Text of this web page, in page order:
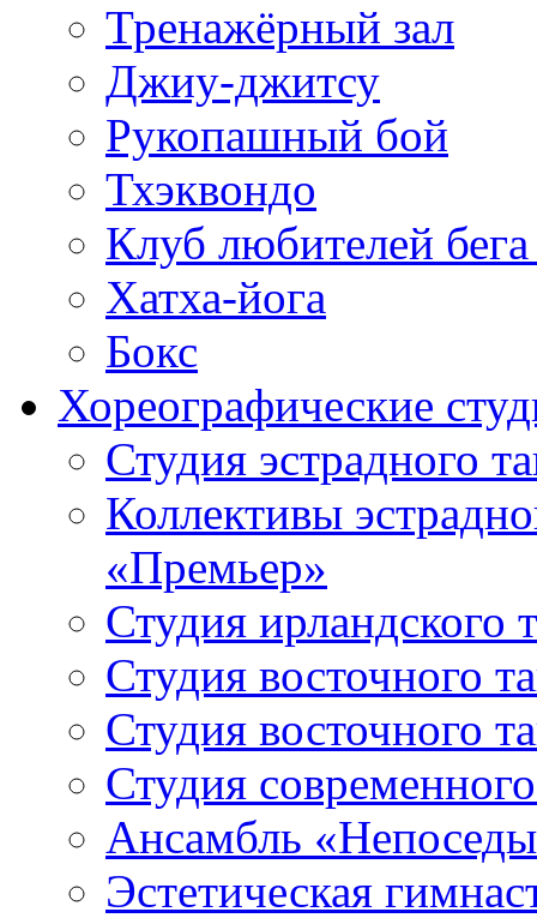
Тренажёрный зал
Джиу-джитсу
Рукопашный бой
Тхэквондо
Клуб любителей
Хатха-йога
Бокс
Хореографические
Студия эстрадного
Коллективы
«Премьер»
Студия ирландского
Студия восточного
Студия восточного
Студия
Ансамбль
Эстетическая